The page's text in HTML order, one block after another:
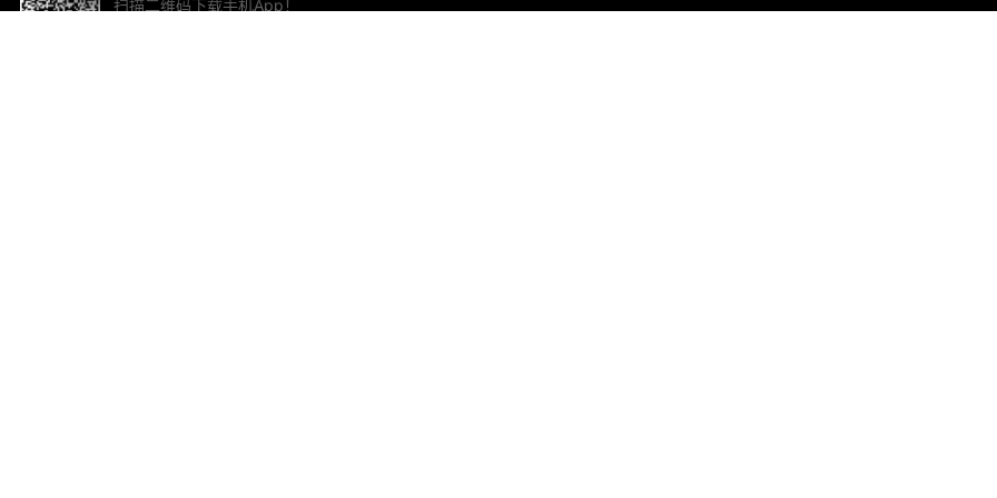
扫描二维码下载手机App！